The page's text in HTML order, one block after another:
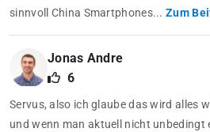
sinnvoll China Smartphones...Zum
Jonas Andre
6
Servus, also ich glaube das wird alles
und wenn man aktuell nicht unbedingt